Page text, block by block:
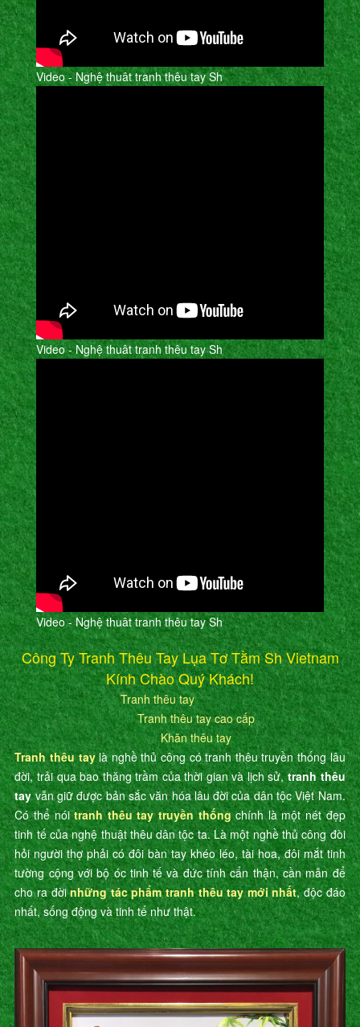
Video - Nghệ thuât tranh thêu tay Sh
Video - Nghệ thuât tranh thêu tay Sh
Video - Nghệ thuât tranh thêu tay Sh
Công Ty Tranh Thêu Tay Lụa Tơ Tằm Sh Vietnam
Kính Chào Quý Khách!
Tranh thêu tay
Tranh thêu tay cao cấp
Khăn thêu tay
Tranh thêu taylà nghề thủ công có tranh thêu truyền thống lâu
đời, trải qua bao thăng trầm của thời gian và lịch sử,tranh thêu
tayvẫn giữ được bản sắc văn hóa lâu đời của dân tộc Việt Nam.
Có thể nóitranh thêu tay truyền thốngchính là một nét đẹp
tinh tế của nghệ thuật thêu dân tộc ta. Là một nghề thủ công đòi
hỏi người thợ phải có đôi bàn tay khéo léo, tài hoa, đôi mắt tinh
tường cộng với bộ óc tinh tế và đức tính cẩn thận, cần mẫn để
cho ra đờinhững tác phẩm tranh thêu tay mới nhất, độc đáo
nhất, sống động và tinh tế như thật.